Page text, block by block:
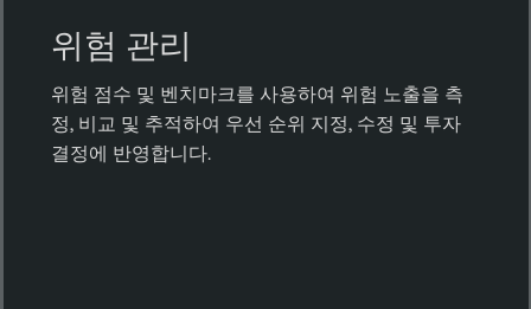
위험 관리
위험 점수 및 벤치마크를 사용하여 위험 노출을 측
정, 비교 및 추적하여 우선 순위 지정, 수정 및 투자
결정에 반영합니다.